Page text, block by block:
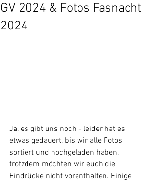
GV 2024 & Fotos Fasnacht
2024
Ja, es gibt uns noch - leider hat es
etwas gedauert, bis wir alle Fotos
sortiert und hochgeladen haben,
trotzdem möchten wir euch die
Eindrücke nicht vorenthalten. Einige